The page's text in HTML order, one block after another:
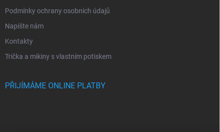
Podmínky ochrany osobních údajů
Napište nám
Kontakty
Trička a mikiny s vlastním potiskem
PŘIJÍMÁME ONLINE PLATBY